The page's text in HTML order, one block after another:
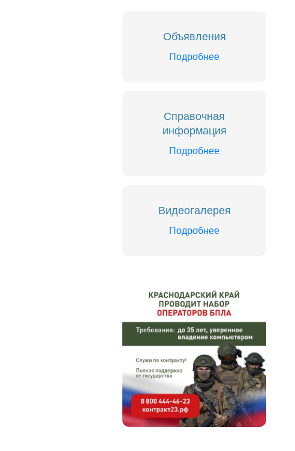
Объявления
Подробнее
Справочная
информация
Подробнее
Видеогалерея
Подробнее